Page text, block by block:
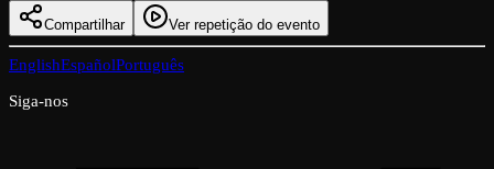
Compartilhar Ver repetição do evento
EnglishEspañolPortuguês
Siga-nos